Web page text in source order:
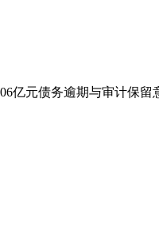
亿元债务逾期与审计保